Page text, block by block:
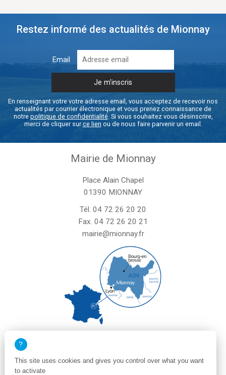
Restez informé des actualités de Mionnay
Email
En renseignant votre votre adresse email, vous acceptez de recevoir nos
actualités par courrier électronique et vous prenez connaissance de
notre politique de confidentialité. Si vous souhaitez vous désinscrire,
merci de cliquer surce lien ou de nous faire parvenir un email.
Mairie de Mionnay
Place Alain Chapel
01390 MIONNAY
Tél. 04 72 26 20 20
Fax. 04 72 26 20 21
mairie@mionnay.fr
le vendredi de 8h30 à 12h et de 13h30 à 16h30
This site uses cookies and gives you control over what you want
to activate